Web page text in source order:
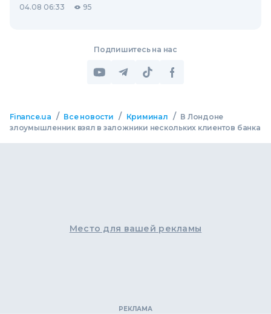
04.08 06:33 95
Подпишитесь на нас
Finance.ua / Все новости / Криминал / В Лондоне
злоумышленник взял в заложники нескольких клиентов банка
Место для вашей рекламы